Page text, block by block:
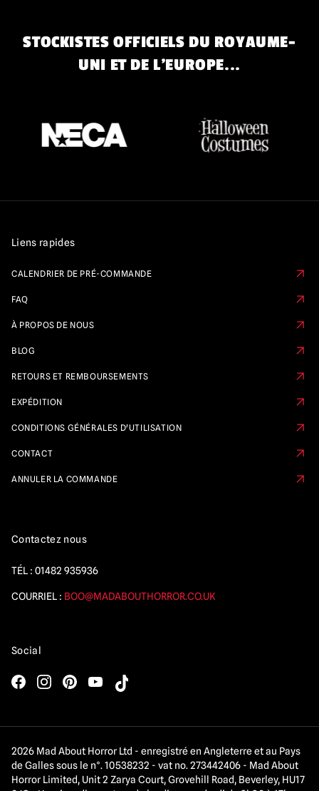
STOCKISTES OFFICIELS DU ROYAUME-
UNI ET DE L'EUROPE...
Liens rapides
CALENDRIER DE PRÉ-COMMANDE
FAQ
À PROPOS DE NOUS
BLOG
RETOURS ET REMBOURSEMENTS
EXPÉDITION
CONDITIONS GÉNÉRALES D'UTILISATION
CONTACT
ANNULER LA COMMANDE
Contactez nous
TÉL : 01482 935936
COURRIEL : BOO@MADABOUTHORROR.CO.UK
Social
2026 Mad About Horror Ltd - enregistré en Angleterre et au Pays
de Galles sous le n°. 10538232 - vat no. 273442406 - Mad About
Horror Limited, Unit 2 Zarya Court, Grovehill Road, Beverley, HU17